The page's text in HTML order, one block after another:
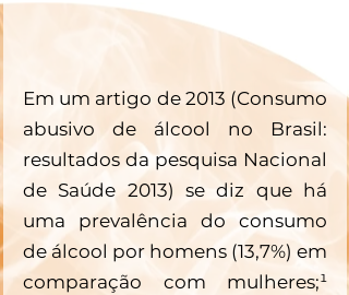
Em um artigo de 2013 (Consumo
abusivo de álcool no Brasil:
resultados da pesquisa Nacional
de Saúde 2013) se diz que há
uma prevalência do consumo
de álcool por homens (13,7%) em
comparação com mulheres;¹